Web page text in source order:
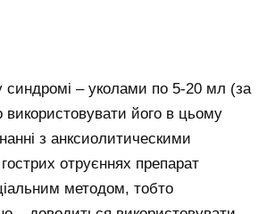
– уколами по 5-20 мл (за
використовувати його в цьому
з анксиолитическими
отруєннях препарат
методом, тобто